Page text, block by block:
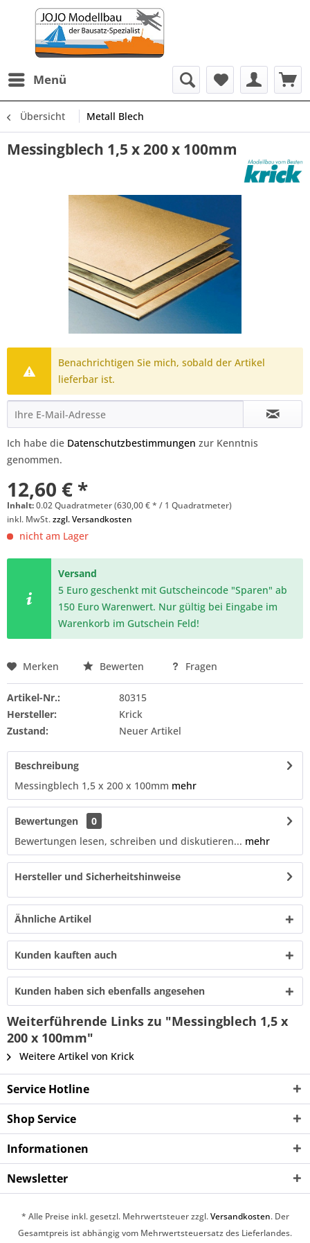
Menü
Übersicht Metall Blech
Messingblech 1,5 x 200 x 100mm
Benachrichtigen Sie mich, sobald der Artikel
lieferbar ist.
Ich habe die Datenschutzbestimmungen zur Kenntnis
genommen.
12,60 € *
Inhalt:0.02 Quadratmeter (630,00 € * / 1 Quadratmeter)
inkl. MwSt.zzgl. Versandkosten
nicht am Lager
Versand
5 Euro geschenkt mit Gutscheincode "Sparen" ab
150 Euro Warenwert. Nur gültig bei Eingabe im
Warenkorb im Gutschein Feld!
Merken Bewerten Fragen
Artikel-Nr.:
80315
Hersteller:
Krick
Zustand:
Neuer Artikel
Beschreibung
Messingblech 1,5 x 200 x 100mm mehr
Bewertungen
0
Bewertungen lesen, schreiben und diskutieren... mehr
Hersteller und Sicherheitshinweise
Ähnliche Artikel
Kunden kauften auch
Kunden haben sich ebenfalls angesehen
Weiterführende Links zu "Messingblech 1,5 x
200 x 100mm"
Weitere Artikel von Krick
Service Hotline
Shop Service
Informationen
Newsletter
* Alle Preise inkl. gesetzl. Mehrwertsteuer zzgl.Versandkosten. Der
Gesamtpreis ist abhängig vom Mehrwertsteuersatz des Lieferlandes.